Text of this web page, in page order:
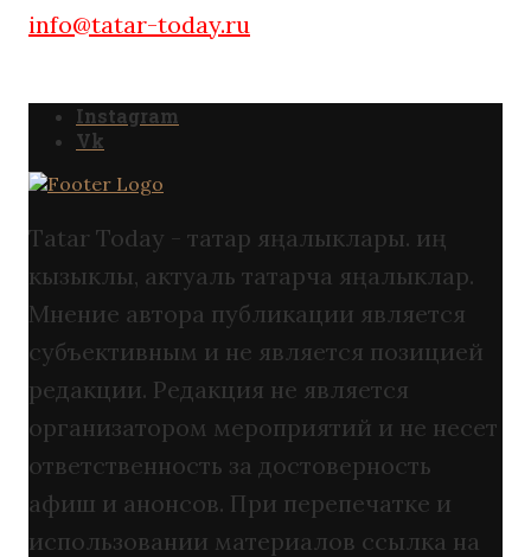
info@tatar-today.ru
Instagram
Vk
Tatar Today - татар яңалыклары. иң
кызыклы, актуаль татарча яңалыклар.
Мнение автора публикации является
субъективным и не является позицией
редакции. Редакция не является
организатором мероприятий и не несет
ответственность за достоверность
афиш и анонсов. При перепечатке и
использовании материалов ссылка на